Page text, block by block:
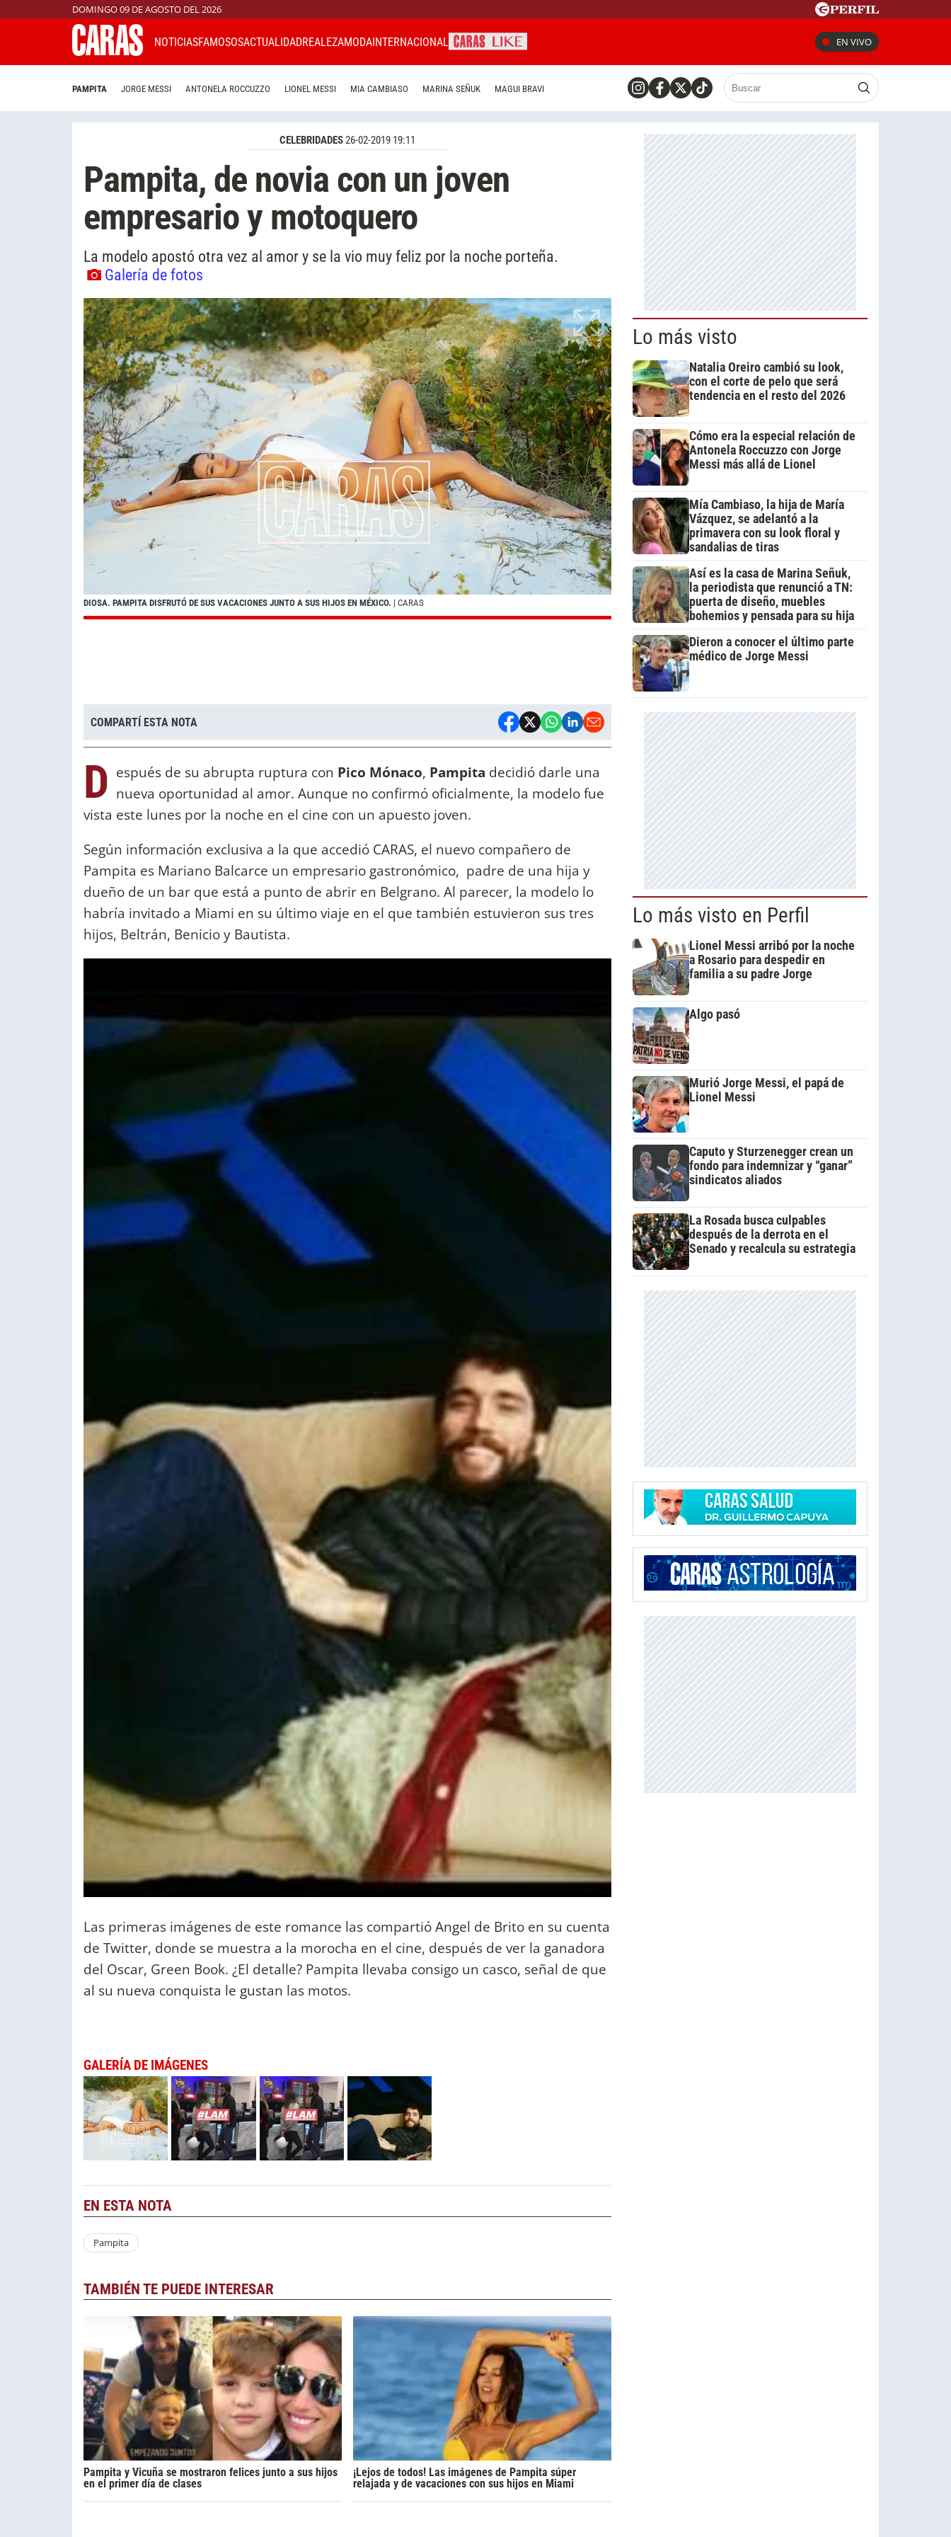
DOMINGO 09 DE AGOSTO DEL 2026
NOTICIASFAMOSOSACTUALIDADREALEZAMODAINTERNACIONAL EN VIVO
PAMPITA JORGE MESSI ANTONELA ROCCUZZO LIONEL MESSI MIA CAMBIASO MARINA SEÑUK MAGUI BRAVI
CELEBRIDADES26-02-2019 19:11
Pampita, de novia con un joven
empresario y motoquero
La modelo apostó otra vez al amor y se la vio muy feliz por la noche porteña.
Galería de fotos
DIOSA. PAMPITA DISFRUTÓ DE SUS VACACIONES JUNTO A SUS HIJOS EN MÉXICO. | CARAS
COMPARTÍ ESTA NOTA
D espués de su abrupta ruptura con Pico Mónaco, Pampita decidió darle una
nueva oportunidad al amor. Aunque no confirmó oficialmente, la modelo fue
vista este lunes por la noche en el cine con un apuesto joven.
Según información exclusiva a la que accedió CARAS, el nuevo compañero de
Pampita es Mariano Balcarce un empresario gastronómico, padre de una hija y
dueño de un bar que está a punto de abrir en Belgrano. Al parecer, la modelo lo
habría invitado a Miami en su último viaje en el que también estuvieron sus tres
hijos, Beltrán, Benicio y Bautista.
Las primeras imágenes de este romance las compartió Angel de Brito en su cuenta
de Twitter, donde se muestra a la morocha en el cine, después de ver la ganadora
del Oscar, Green Book. ¿El detalle? Pampita llevaba consigo un casco, señal de que
al su nueva conquista le gustan las motos.
GALERÍA DE IMÁGENES
EN ESTA NOTA
Pampita
TAMBIÉN TE PUEDE INTERESAR
Pampita y Vicuña se mostraron felices junto a sus hijos
en el primer día de clases
¡Lejos de todos! Las imágenes de Pampita súper
relajada y de vacaciones con sus hijos en Miami
Lo más visto
Natalia Oreiro cambió su look,
con el corte de pelo que será
tendencia en el resto del 2026
Cómo era la especial relación de
Antonela Roccuzzo con Jorge
Messi más allá de Lionel
Mía Cambiaso, la hija de María
Vázquez, se adelantó a la
primavera con su look floral y
sandalias de tiras
Así es la casa de Marina Señuk,
la periodista que renunció a TN:
puerta de diseño, muebles
bohemios y pensada para su hija
Dieron a conocer el último parte
médico de Jorge Messi
Lo más visto en Perfil
Lionel Messi arribó por la noche
a Rosario para despedir en
familia a su padre Jorge
Algo pasó
Murió Jorge Messi, el papá de
Lionel Messi
Caputo y Sturzenegger crean un
fondo para indemnizar y “ganar”
sindicatos aliados
La Rosada busca culpables
después de la derrota en el
Senado y recalcula su estrategia